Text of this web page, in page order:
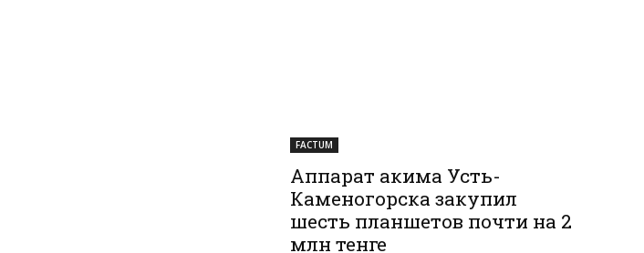
FACTUM
Аппарат акима Усть-
Каменогорска закупил
шесть планшетов почти на 2
млн тенге